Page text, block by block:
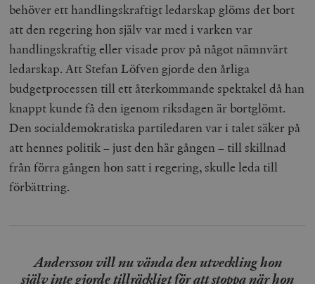
behöver ett handlingskraftigt ledarskap glöms det bort
att den regering hon själv var med i varken var
handlingskraftig eller visade prov på något nämnvärt
ledarskap. Att Stefan Löfven gjorde den årliga
budgetprocessen till ett återkommande spektakel då han
knappt kunde få den igenom riksdagen är bortglömt.
Den socialdemokratiska partiledaren var i talet säker på
att hennes politik – just den här gången – till skillnad
från förra gången hon satt i regering, skulle leda till
förbättring.
Andersson vill nu vända den utveckling hon
själv inte gjorde tillräckligt för att stoppa när hon